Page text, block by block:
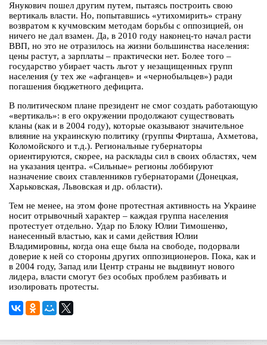
Янукович пошел другим путем, пытаясь построить свою
вертикаль власти. Но, попытавшись «утихомирить» страну
возвратом к кучмовским методам борьбы с оппозицией, он
ничего не дал взамен. Да, в 2010 году наконец-то начал расти
ВВП, но это не отразилось на жизни большинства населения:
цены растут, а зарплаты – практически нет. Более того –
государство убирает часть льгот у незащищенных групп
населения (у тех же «афганцев» и «чернобыльцев») ради
погашения бюджетного дефицита.
В политическом плане президент не смог создать работающую
«вертикаль»: в его окружении продолжают существовать
кланы (как и в 2004 году), которые оказывают значительное
влияние на украинскую политику (группы Фирташа, Ахметова,
Коломойского и т.д.). Региональные губернаторы
ориентируются, скорее, на расклады сил в своих областях, чем
на указания центра. «Сильные» регионы лоббируют
назначение своих ставленников губернаторами (Донецкая,
Харьковская, Львовская и др. области).
Тем не менее, на этом фоне протестная активность на Украине
носит отрывочный характер – каждая группа населения
протестует отдельно. Удар по Блоку Юлии Тимошенко,
нанесенный властью, как и сами действия Юлии
Владимировны, когда она еще была на свободе, подорвали
доверие к ней со стороны других оппозиционеров. Пока, как и
в 2004 году, Запад или Центр страны не выдвинут нового
лидера, власти смогут без особых проблем разбивать и
изолировать протесты.